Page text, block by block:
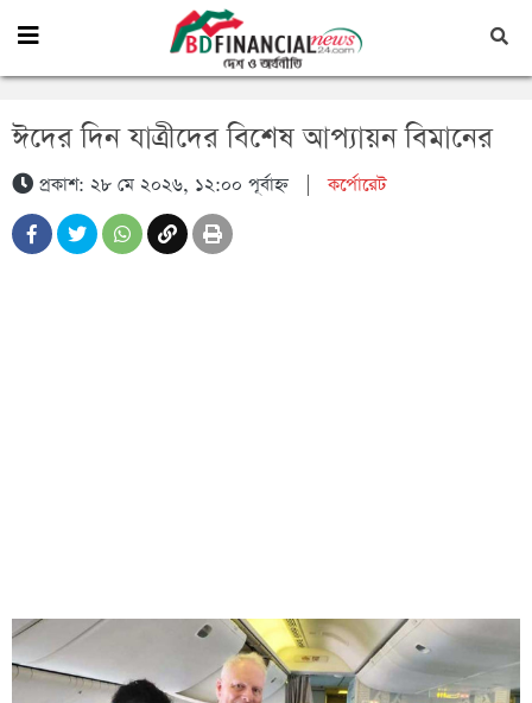
ঈদের দিন যাত্রীদের বিশেষ আপ্যায়ন বিমানের
প্রকাশ: ২৮ মে ২০২৬, ১২:০০ পূর্বাহ্ন|কর্পোরেট